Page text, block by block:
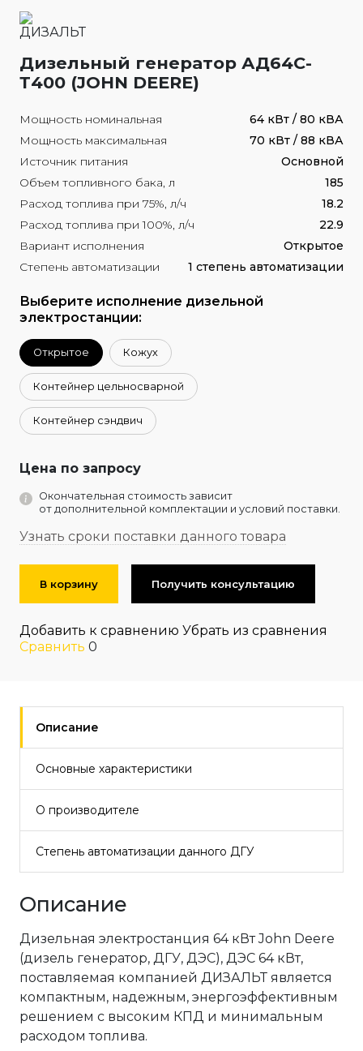
Дизельный генератор АД64С-
Т400 (JOHN DEERE)
Мощность номинальная
64 кВт / 80 кВА
Мощность максимальная
70 кВт / 88 кВА
Источник питания
Основной
Объем топливного бака, л
185
Расход топлива при 75%, л/ч
18.2
Расход топлива при 100%, л/ч
22.9
Вариант исполнения
Открытое
Степень автоматизации
1 степень автоматизации
Выберите исполнение дизельной
электростанции:
Открытое Кожух
Контейнер цельносварной
Контейнер сэндвич
Цена по запросу
Окончательная стоимость зависит
от дополнительной комплектации и условий поставки.
Узнать сроки поставки данного товара
В корзину Получить консультацию
Добавить к сравнению Убрать из сравнения
Сравнить 0
Описание
Основные характеристики
О производителе
Степень автоматизации данного ДГУ
Описание
Дизельная электростанция 64 кВт John Deere
(дизель генератор, ДГУ, ДЭС), ДЭС 64 кВт,
поставляемая компанией ДИЗАЛЬТ является
компактным, надежным, энергоэффективным
решением с высоким КПД и минимальным
расходом топлива.